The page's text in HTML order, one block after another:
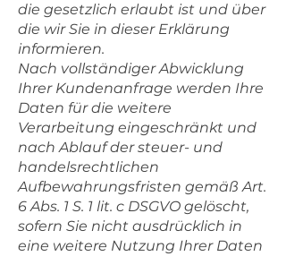
die gesetzlich erlaubt ist und über
die wir Sie in dieser Erklärung
informieren.
Nach vollständiger Abwicklung
Ihrer Kundenanfrage werden Ihre
Daten für die weitere
Verarbeitung eingeschränkt und
nach Ablauf der steuer- und
handelsrechtlichen
Aufbewahrungsfristen gemäß Art.
6 Abs. 1 S. 1 lit. c DSGVO gelöscht,
sofern Sie nicht ausdrücklich in
eine weitere Nutzung Ihrer Daten